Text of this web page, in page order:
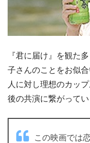
『君に届け』を観た
子さんのことをお似
人に対し理想のカッ
後の共演に繋がってい
この映画では